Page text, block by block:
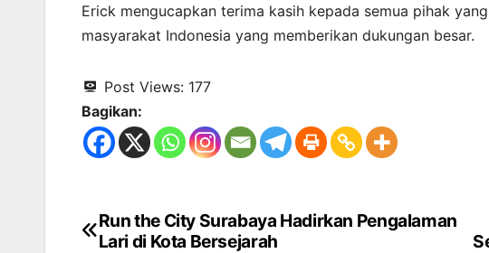
Erick mengucapkan terima kasih kepada semua pihak
masyarakat Indonesia yang memberikan dukungan besar.
Post Views: 177
Bagikan:
Navigasi
Run the City Surabaya Hadirkan Pengalaman
Lari di Kota Bersejarah